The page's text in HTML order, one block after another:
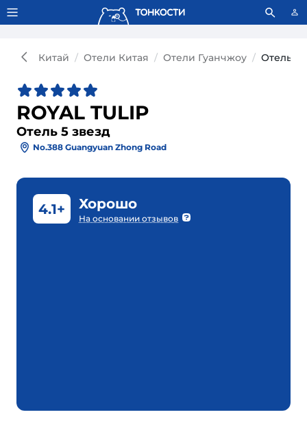
Тонкости используют сookie-файлы. Что это значит?
Китай Отели Китая Отели Гуанчжоу Отель
ROYAL TULIP
Отель 5 звезд
No.388 Guangyuan Zhong Road
4.1+ Хорошо
На основании отзывов